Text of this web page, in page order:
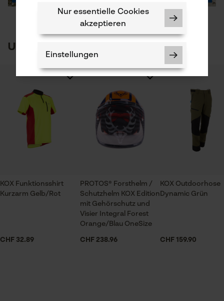
Unsere Kundenlieblinge
KOX Funktionsshirt
Kurzarm Gelb/Rot
CHF 32.89
PROTOS® Forsthelm /
Schutzhelm KOX Edition
mit Gehörschutz und
Visier Integral Forest
Orange/Blau OneSize
CHF 238.96
KOX Outdoorhose
Dynamic Grün
CHF 159.90
Nur essentielle Cookies
akzeptieren
Einstellungen
Notwendige Cookies
Prüfung setzen von Cookies
Session ID
Speichern der Auswahl zur
Datenverarbeitung
Econda Tag Manager